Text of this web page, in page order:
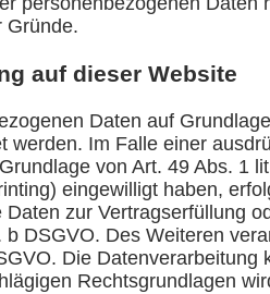
Gründe.
auf dieser Website
Daten auf
Im Falle einer
von Art. 49 Abs. 1
eingewilligt haben,
zur Vertragserfüllung
DSGVO. Des Weiteren
Die
Rechtsgrundlagen